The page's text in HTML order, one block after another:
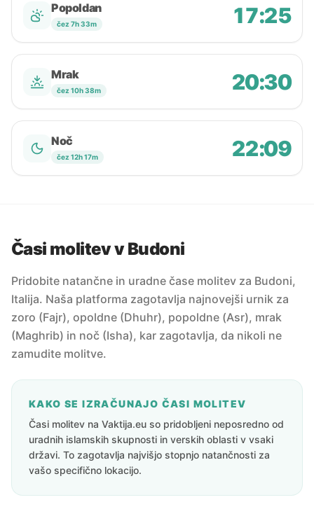
Popoldan
čez 7h 33m 17:25
Mrak
čez 10h 38m 20:30
Noč
čez 12h 17m 22:09
Časi molitev v Budoni
Pridobite natančne in uradne čase molitev za Budoni,
Italija. Naša platforma zagotavlja najnovejši urnik za
zoro (Fajr), opoldne (Dhuhr), popoldne (Asr), mrak
(Maghrib) in noč (Isha), kar zagotavlja, da nikoli ne
zamudite molitve.
KAKO SE IZRAČUNAJO ČASI MOLITEV
Časi molitev na Vaktija.eu so pridobljeni neposredno od
uradnih islamskih skupnosti in verskih oblasti v vsaki
državi. To zagotavlja najvišjo stopnjo natančnosti za
vašo specifično lokacijo.